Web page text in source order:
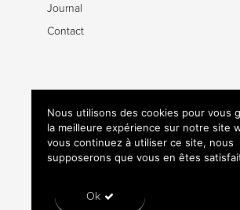
Journal
Contact
Mentions légales Conditions générales
Nous utilisons des cookies pour vous
la meilleure expérience sur notre site
vous continuez à utiliser ce site, nous
supposerons que vous en êtes
Ok